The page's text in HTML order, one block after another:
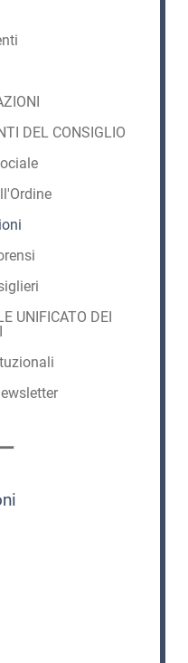
DEL CONSIGLIO
UNIFICATO DEI